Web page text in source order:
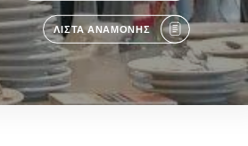
ΛΊΣΤΑ ΑΝΑΜΟΝΉΣ